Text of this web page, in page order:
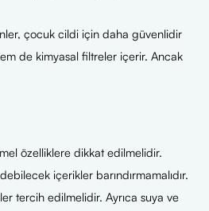
çocuk cildi için daha güvenlidir
de kimyasal filtreler içerir. Ancak
özelliklere dikkat edilmelidir.
içerikler barındırmamalıdır.
tercih edilmelidir. Ayrıca suya ve